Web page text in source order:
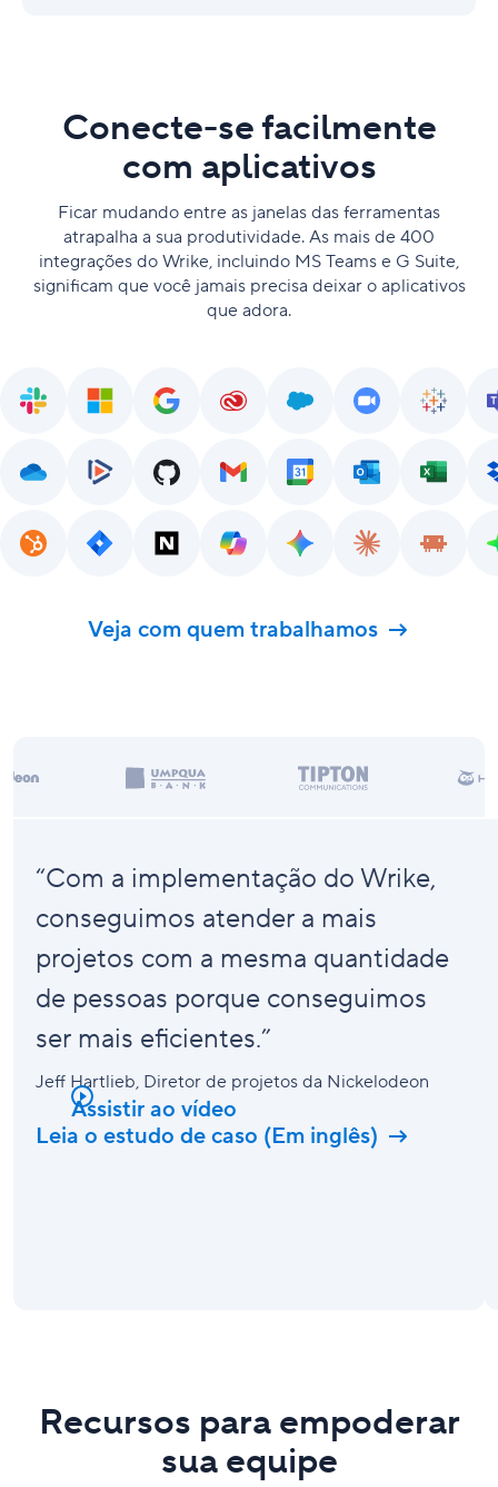
Conecte-se facilmente
com aplicativos
Ficar mudando entre as janelas das ferramentas
atrapalha a sua produtividade. As mais de 400
integrações do Wrike, incluindo MS Teams e G Suite,
significam que você jamais precisa deixar o aplicativos
que adora.
Veja com quem trabalhamos
“Com a implementação do Wrike,
conseguimos atender a mais
projetos com a mesma quantidade
de pessoas porque conseguimos
ser mais eficientes.”
Jeff Hartlieb, Diretor de projetos da Nickelodeon
Assistir ao vídeo
Leia o estudo de caso (Em inglês)
Recursos para empoderar
sua equipe